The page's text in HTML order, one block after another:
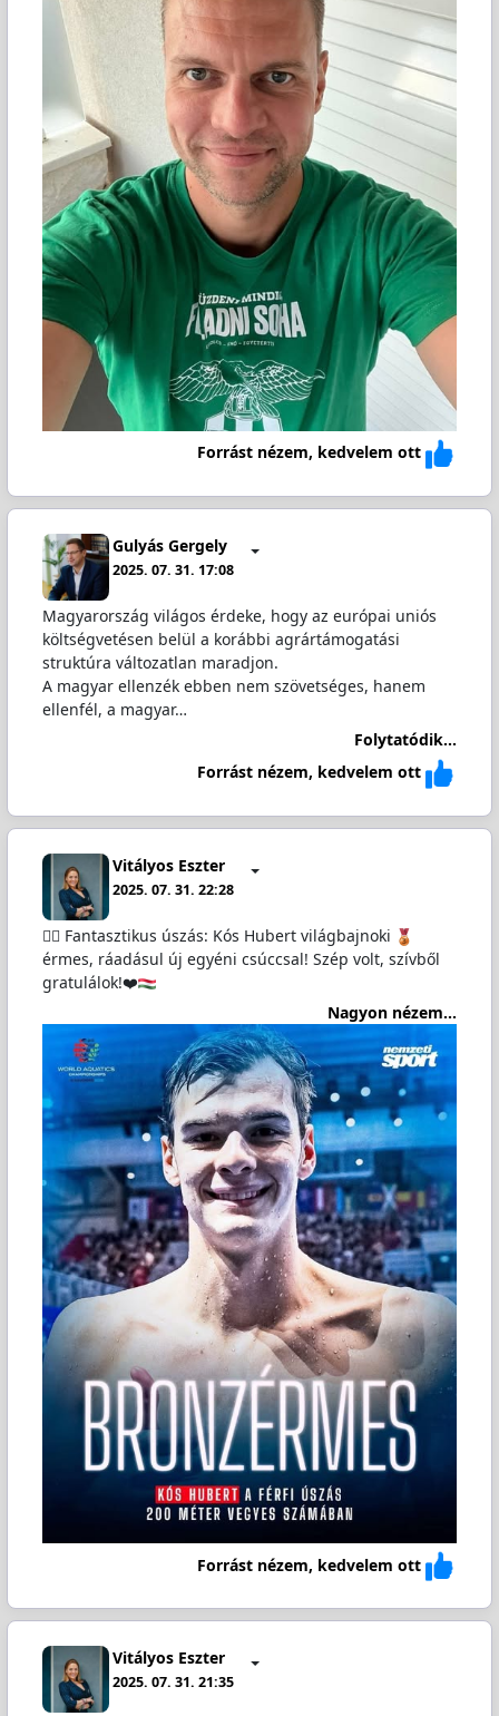
Forrást nézem, kedvelem ott
Gulyás Gergely
2025. 07. 31. 17:08
Magyarország világos érdeke, hogy az európai uniós
költségvetésen belül a korábbi agrártámogatási
struktúra változatlan maradjon.
A magyar ellenzék ebben nem szövetséges, hanem
ellenfél, a magyar…
Folytatódik...
Forrást nézem, kedvelem ott
Vitályos Eszter
2025. 07. 31. 22:28
🏊🏻 Fantasztikus úszás: Kós Hubert világbajnoki
érmes, ráadásul új egyéni csúccsal! Szép volt, szívből
gratulálok!❤️
Nagyon nézem...
Forrást nézem, kedvelem ott
Vitályos Eszter
2025. 07. 31. 21:35